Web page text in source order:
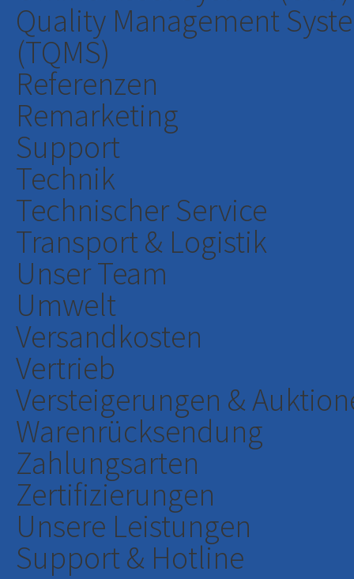
Quality Management
(TQMS)
Referenzen
Remarketing
Support
Technik
Technischer Service
Transport & Logistik
Unser Team
Umwelt
Versandkosten
Vertrieb
Versteigerungen &
Warenrücksendung
Zahlungsarten
Zertifizierungen
Unsere Leistungen
Support & Hotline